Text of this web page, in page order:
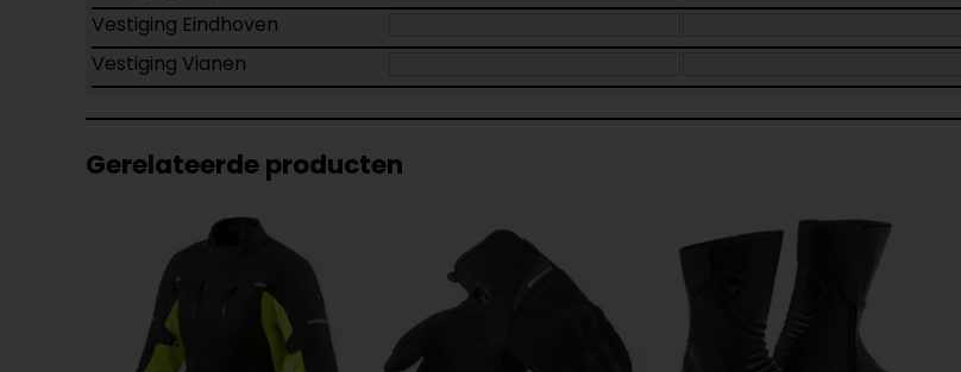
Vestiging Eindhoven
Vestiging Vianen
Gerelateerde producten